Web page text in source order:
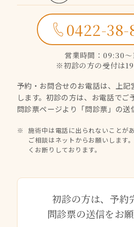
0422-38-
営業時間：09:30
※初診の方の受付は
予約・お問合せのお電話は、上記
します。初診の方は、お電話でご
問診票ページより 「問診票」の送
施術中は電話に出られないことが
ご相談はネットからお願いします
くお断りしております。
初診の方は、予約
問診票の送信をお